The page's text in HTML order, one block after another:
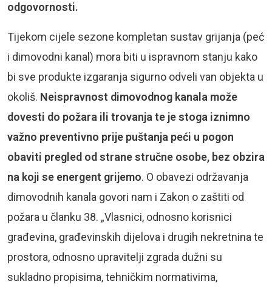
odgovornosti.
Tijekom cijele sezone kompletan sustav grijanja (peć
i dimovodni kanal) mora biti u ispravnom stanju kako
bi sve produkte izgaranja sigurno odveli van objekta u
okoliš. Neispravnost dimovodnog kanala može
dovesti do požara ili trovanja te je stoga iznimno
važno preventivno prije puštanja peći u pogon
obaviti pregled od strane stručne osobe, bez obzira
na koji se energent grijemo. O obavezi održavanja
dimovodnih kanala govori nam i Zakon o zaštiti od
požara u članku 38. „Vlasnici, odnosno korisnici
građevina, građevinskih dijelova i drugih nekretnina te
prostora, odnosno upravitelji zgrada dužni su
sukladno propisima, tehničkim normativima,